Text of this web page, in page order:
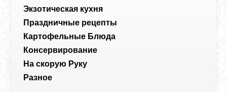
Экзотическая кухня
Праздничные рецепты
Картофельные Блюда
Консервирование
На скорую Руку
Разное